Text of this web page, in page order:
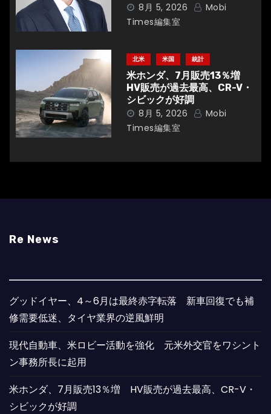
8月 5, 2026
Mobi
Times編集室
北米 米国 統計
米ホンダ、7月販売13％増
HV販売が過去最高、CR-V・
シビックが好調
8月 5, 2026
Mobi
Times編集室
Re News
グッドイヤー、4～6月は最終赤字転落 新車回復でも補
修需要低迷、タイヤ業界の逆風鮮明
現代自動車、米ロビー活動を強化 元米外交官をワシント
ン事務所長に起用
米ホンダ、7月販売13％増 HV販売が過去最高、CR-V・
シビックが好調